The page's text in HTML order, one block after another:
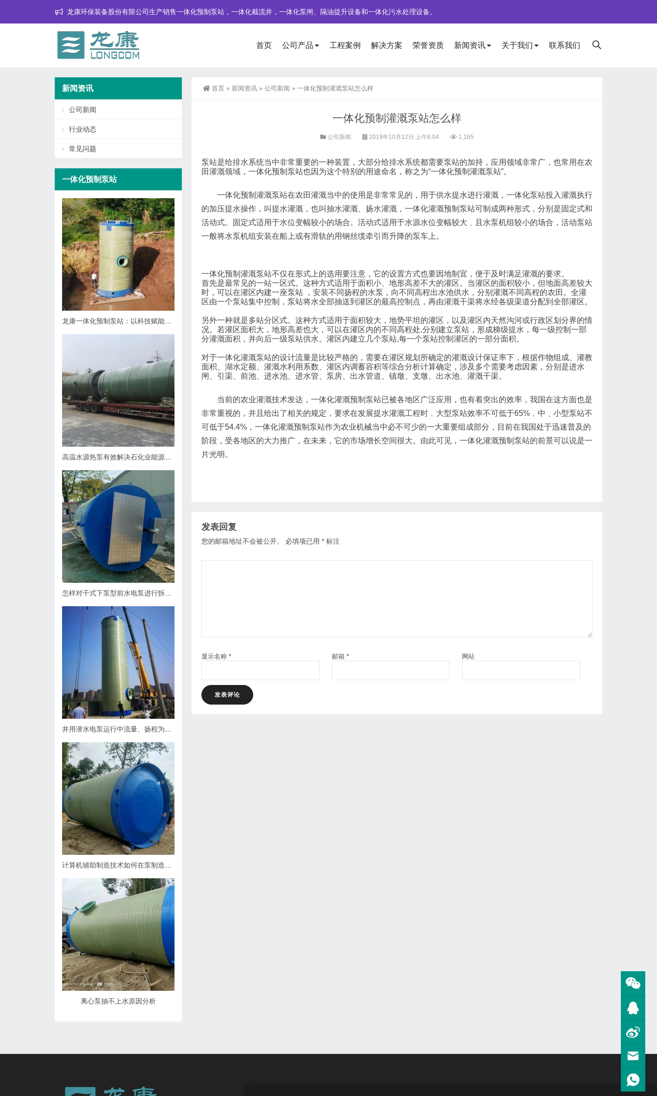
龙康环保装备股份有限公司生产销售一体化预制泵站，一体化截流井，一体化泵闸、隔油提升设备和一体化污水处理设备。
首页 公司产品 工程案例 解决方案 荣誉资质 新闻资讯 关于我们 联系我们
首页 » 新闻资讯 » 公司新闻 » 一体化预制灌溉泵站怎么样
一体化预制灌溉泵站怎么样
公司新闻 2019年10月12日 上午6:04 1,165
泵站是给排水系统当中非常重要的一种装置，大部分给排水系统都需要泵站的加持，应用领域非常广，也常用在农
田灌溉领域，一体化预制泵站也因为这个特别的用途命名，称之为“一体化预制灌溉泵站”。
一体化预制灌溉泵站在农田灌溉当中的使用是非常常见的，用于供水提水进行灌溉，一体化泵站投入灌溉执行
的加压提水操作，叫提水灌溉，也叫抽水灌溉、扬水灌溉，一体化灌溉预制泵站可制成两种形式，分别是固定式和
活动式。固定式适用于水位变幅较小的场合。活动式适用于水源水位变幅较大﹑且水泵机组较小的场合，活动泵站
一般将水泵机组安装在船上或有滑轨的用钢丝缆牵引而升降的泵车上。
一体化预制灌溉泵站不仅在形式上的选用要注意，它的设置方式也要因地制宜，便于及时满足灌溉的要求。
首先是最常见的一站一区式。这种方式适用于面积小、地形高差不大的灌区。当灌区的面积较小，但地面高差较大
时，可以在灌区内建一座泵站 ，安装不同扬程的水泵，向不同高程出水池供水，分别灌溉不同高程的农田。全灌
区由一个泵站集中控制，泵站将水全部抽送到灌区的最高控制点，再由灌溉干渠将水经各级渠道分配到全部灌区。
另外一种就是多站分区式。这种方式适用于面积较大，地势平坦的灌区，以及灌区内天然沟河或行政区划分界的情
况。若灌区面积大，地形高差也大，可以在灌区内的不同高程处,分别建立泵站，形成梯级提水，每一级控制一部
分灌溉面积，并向后一级泵站供水。灌区内建立几个泵站,每一个泵站控制灌区的一部分面积。
对于一体化灌溉泵站的设计流量是比较严格的，需要在灌区规划所确定的灌溉设计保证率下，根据作物组成、灌教
面积、湖水定额、灌溉水利用系数、灌区内调蓄容积等综合分析计算确定，涉及多个需要考虑因素，分别是进水
闸、引渠、前池、进水池、进水管、泵房、出水管道、镇墩、支墩、出水池、灌溉干渠。
当前的农业灌溉技术发达，一体化灌溉预制泵站已被各地区广泛应用，也有着突出的效率，我国在这方面也是
非常重视的，并且给出了相关的规定，要求在发展提水灌溉工程时﹐大型泵站效率不可低于65%﹐中﹑小型泵站不
可低于54.4%，一体化灌溉预制泵站作为农业机械当中必不可少的一大重要组成部分，目前在我国处于迅速普及的
阶段，受各地区的大力推广，在未来，它的市场增长空间很大。由此可见，一体化灌溉预制泵站的前景可以说是一
片光明。
发表回复
您的邮箱地址不会被公开。 必填项已用 * 标注
显示名称 * 邮箱 * 网站
新闻资讯
公司新闻
行业动态
常见问题
一体化预制泵站
离心泵抽不上水原因分析